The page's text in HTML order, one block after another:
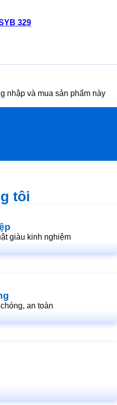
329
nhập và mua sản phẩm này
tôi
giàu kinh nghiệm
an toàn